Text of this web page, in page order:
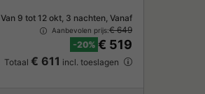
Van 9 tot 12 okt, 3 nachten, Vanaf
Aanbevolen prijs:€ 649
-20% € 519
Totaal € 611 incl. toeslagen